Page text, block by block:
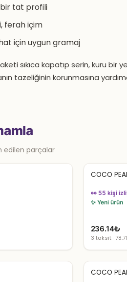
tat profili
ferah içim
için uygun gramaj
sıkıca kapatıp serin, kuru
tazeliğinin korunmasına
edilen parçalar
COCO
👀 55 kişi
✨ Yeni ürün
236.14₺
3 taksit ·
COCO